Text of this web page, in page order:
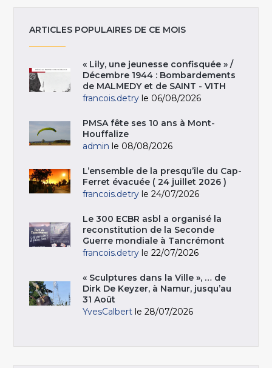
ARTICLES POPULAIRES DE CE MOIS
« Lily, une jeunesse confisquée » /
Décembre 1944 : Bombardements
de MALMEDY et de SAINT - VITH
francois.detry le 06/08/2026
PMSA fête ses 10 ans à Mont-
Houffalize
admin le 08/08/2026
L’ensemble de la presqu’île du Cap-
Ferret évacuée ( 24 juillet 2026 )
francois.detry le 24/07/2026
Le 300 ECBR asbl a organisé la
reconstitution de la Seconde
Guerre mondiale à Tancrémont
francois.detry le 22/07/2026
« Sculptures dans la Ville », … de
Dirk De Keyzer, à Namur, jusqu’au
31 Août
YvesCalbert le 28/07/2026